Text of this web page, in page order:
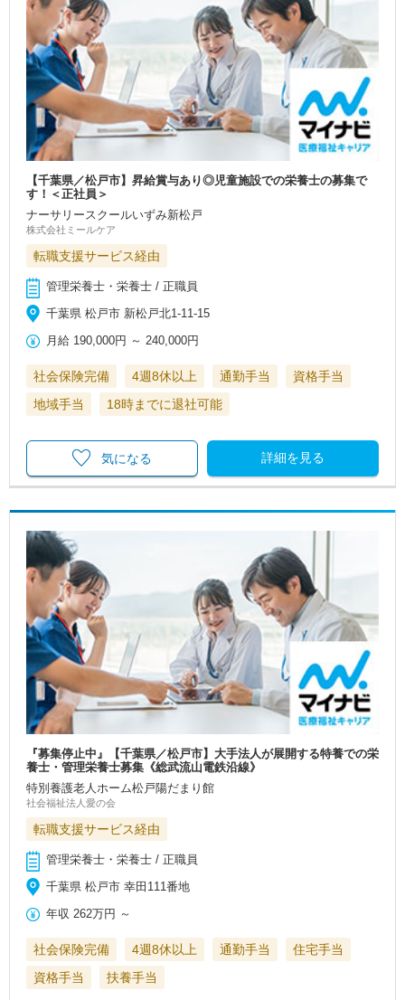
【千葉県／松戸市】昇給賞与あり◎児童施設での栄養士の募集で
す！＜正社員＞
ナーサリースクールいずみ新松戸
株式会社ミールケア
転職支援サービス経由
管理栄養士・栄養士 / 正職員
千葉県 松戸市 新松戸北1-11-15
月給 190,000円 ～ 240,000円
社会保険完備 4週8休以上 通勤手当
資格手当
地域手当
18時までに退社可能
詳細を見る
気になる
『募集停止中』【千葉県／松戸市】大手法人が展開する特養での栄
養士・管理栄養士募集《総武流山電鉄沿線》
特別養護老人ホーム松戸陽だまり館
社会福祉法人愛の会
転職支援サービス経由
管理栄養士・栄養士 / 正職員
千葉県 松戸市 幸田111番地
年収 262万円 ～
社会保険完備 4週8休以上 通勤手当
住宅手当
資格手当
扶養手当